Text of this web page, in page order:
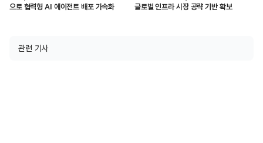
으로 협력형 AI 에이전트 배포 가속화
글로벌 인프라 시장 공략 기반 확보
관련 기사